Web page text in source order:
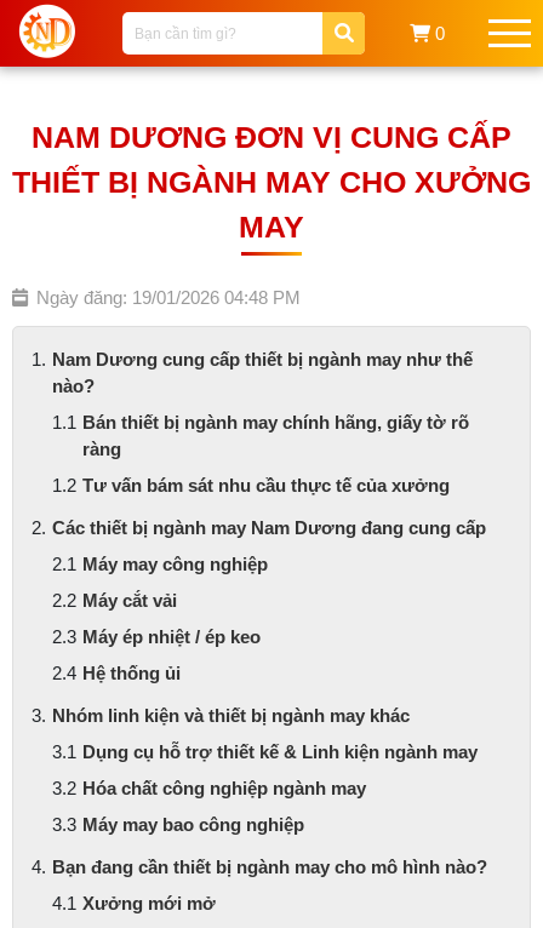
0
NAM DƯƠNG ĐƠN VỊ CUNG CẤP
THIẾT BỊ NGÀNH MAY CHO XƯỞNG
MAY
Ngày đăng: 19/01/2026 04:48 PM
Nam Dương cung cấp thiết bị ngành may như thế
nào?
Bán thiết bị ngành may chính hãng, giấy tờ rõ
ràng
Tư vấn bám sát nhu cầu thực tế của xưởng
Các thiết bị ngành may Nam Dương đang cung cấp
Máy may công nghiệp
Máy cắt vải
Máy ép nhiệt / ép keo
Hệ thống ủi
Nhóm linh kiện và thiết bị ngành may khác
Dụng cụ hỗ trợ thiết kế & Linh kiện ngành may
Hóa chất công nghiệp ngành may
Máy may bao công nghiệp
Bạn đang cần thiết bị ngành may cho mô hình nào?
Xưởng mới mở